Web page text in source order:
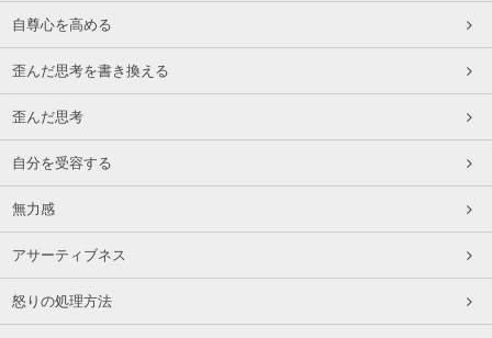
自尊心を高める
歪んだ思考を書き換える
歪んだ思考
自分を受容する
無力感
アサーティブネス
怒りの処理方法